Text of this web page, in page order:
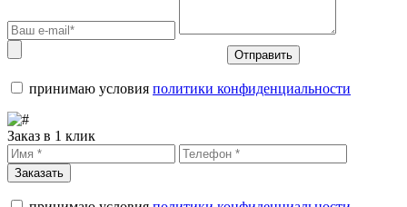
Отправить
принимаю условия политики конфиденциальности
Заказ в 1 клик
Заказать